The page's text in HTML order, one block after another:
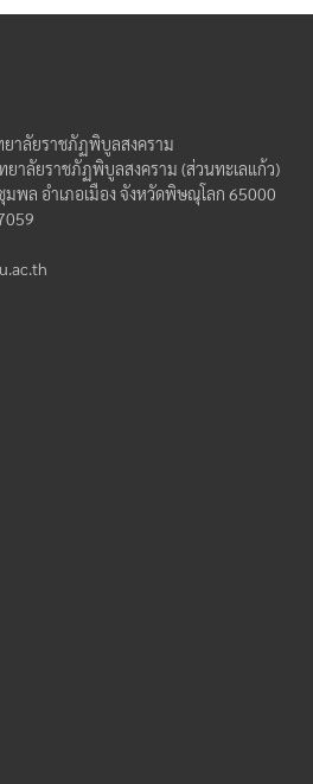
ยาลัยราชภัฏพิบูลสงคราม
าลัยราชภัฏพิบูลสงคราม (ส่วนทะเลแก้ว)
พล อำเภอเมือง จังหวัดพิษณุโลก 65000